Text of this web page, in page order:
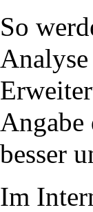
So
besser
Im